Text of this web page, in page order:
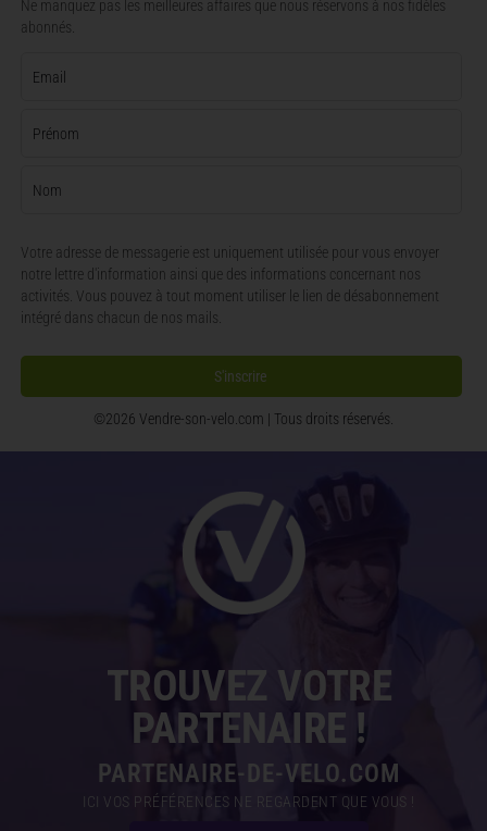
Votre adresse de messagerie est uniquement utilisée pour vous envoyer
intégré dans chacun de nos mails.
TROUVEZ VOTRE
PARTENAIRE !
PARTENAIRE-DE-VELO.COM
ICI VOS PRÉFÉRENCES NE REGARDENT QUE VOUS !
CRÉEZ VOTRE PROFIL